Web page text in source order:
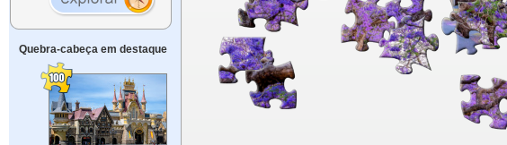
Quebra-cabeça em destaque